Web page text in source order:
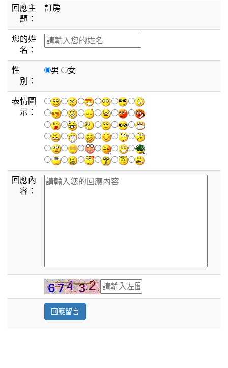
回應主
題：
訂房
您的姓
名：
性
別：
男 女
表情圖
示：
回應內
容：